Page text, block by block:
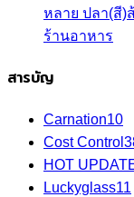
หลาย ปลา(สี)
ร้านอาหาร
สารบัญ
Carnation10
Cost Control
HOT
Luckyglass11